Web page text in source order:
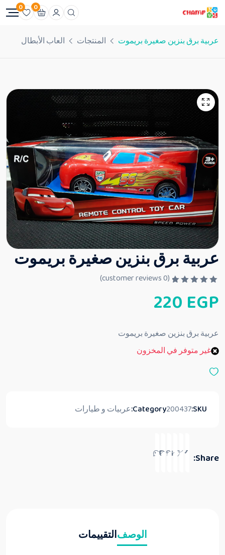
0
0
عربية برق بنزين صغيرة بريموت المنتجات العاب الأبطال
عربية برق بنزين صغيرة بريموت
م
ا
ي
م
ن
(
0
220 EGP
عربية برق بنزين صغيرة بريموت
غير متوفر في المخزون
SKU:
200437
Category: عربيات و طيارات
Share:
الوصفالتقييمات